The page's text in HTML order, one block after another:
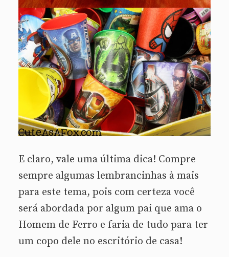
E claro, vale uma última dica! Compre
sempre algumas lembrancinhas à mais
para este tema, pois com certeza você
será abordada por algum pai que ama o
Homem de Ferro e faria de tudo para ter
um copo dele no escritório de casa!